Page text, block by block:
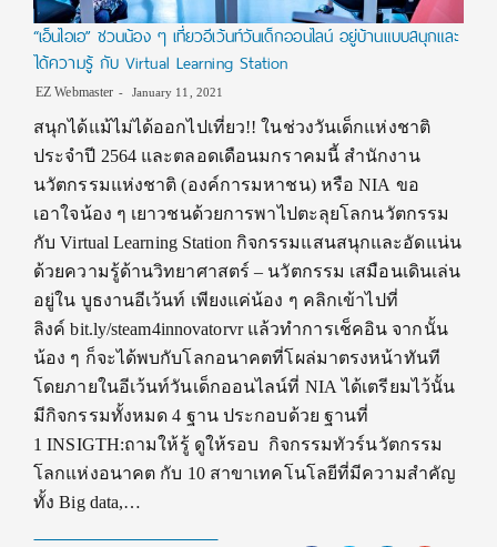
“เอ็นไอเอ” ชวนน้อง ๆ เที่ยวอีเว้นท์วันเด็กออนไลน์ อยู่บ้านแบบสนุกและ
ได้ความรู้ กับ Virtual Learning Station
EZ Webmaster January 11, 2021
สนุกได้แม้ไม่ได้ออกไปเที่ยว!! ในช่วงวันเด็กแห่งชาติ
ประจำปี 2564 และตลอดเดือนมกราคมนี้ สำนักงาน
นวัตกรรมแห่งชาติ (องค์การมหาชน) หรือ NIA ขอ
เอาใจน้อง ๆ เยาวชนด้วยการพาไปตะลุยโลกนวัตกรรม
กับ Virtual Learning Station กิจกรรมแสนสนุกและอัดแน่น
ด้วยความรู้ด้านวิทยาศาสตร์ – นวัตกรรม เสมือนเดินเล่น
อยู่ใน บูธงานอีเว้นท์ เพียงแค่น้อง ๆ คลิกเข้าไปที่
ลิงค์ bit.ly/steam4innovatorvr แล้วทำการเช็คอิน จากนั้น
น้อง ๆ ก็จะได้พบกับโลกอนาคตที่โผล่มาตรงหน้าทันที
โดยภายในอีเว้นท์วันเด็กออนไลน์ที่ NIA ได้เตรียมไว้นั้น
มีกิจกรรมทั้งหมด 4 ฐาน ประกอบด้วย ฐานที่
1 INSIGTH:ถามให้รู้ ดูให้รอบ กิจกรรมทัวร์นวัตกรรม
โลกแห่งอนาคต กับ 10 สาขาเทคโนโลยีที่มีความสำคัญ
ทั้ง Big data,…